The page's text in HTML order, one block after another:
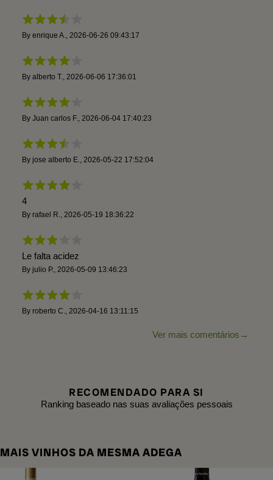
By enrique A. 2026-06-26 09:43:17
By alberto T. 2026-06-06 17:36:01
By Juan carlos F. 2026-06-04 17:40:23
By jose alberto E. 2026-05-22 17:52:04
4
By rafael R. 2026-05-19 18:36:22
Le falta acidez
By julio P. 2026-05-09 13:46:23
By roberto C. 2026-04-16 13:11:15
Ver mais comentários
RECOMENDADO PARA SI
Ranking baseado nas suas avaliações pessoais
MAIS VINHOS DA MESMA ADEGA